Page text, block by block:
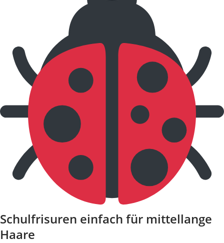
Schulfrisuren einfach für mittellange
Haare